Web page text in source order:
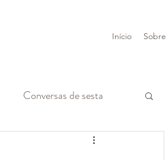
Início Sobre
Conversas de sesta